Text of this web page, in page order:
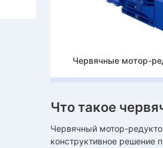
Червячные мотор-
Что такое
Червячный мотор-
конструктивное решение